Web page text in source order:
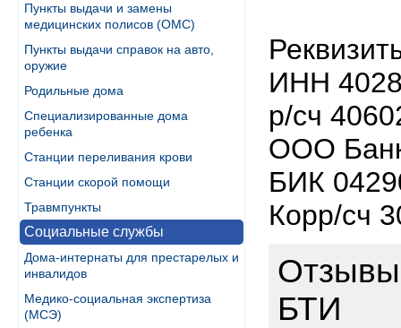
Пункты выдачи и замены
медицинских полисов (ОМС)
Пункты выдачи справок на авто,
оружие
Родильные дома
Специализированные дома
ребенка
Станции переливания крови
Станции скорой помощи
Травмпункты
Социальные службы
Дома-интернаты для престарелых и
инвалидов
Медико-социальная экспертиза
(МСЭ)
ИНН
р/сч
ООО Банк
БИК
Корр/сч
БТИ